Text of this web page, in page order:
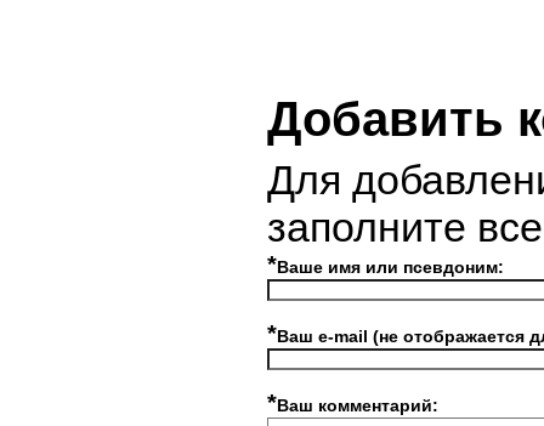
Добавить
Для
заполните
*Ваше имя или псевдоним:
*Ваш e-mail (не отображается
*Ваш комментарий: